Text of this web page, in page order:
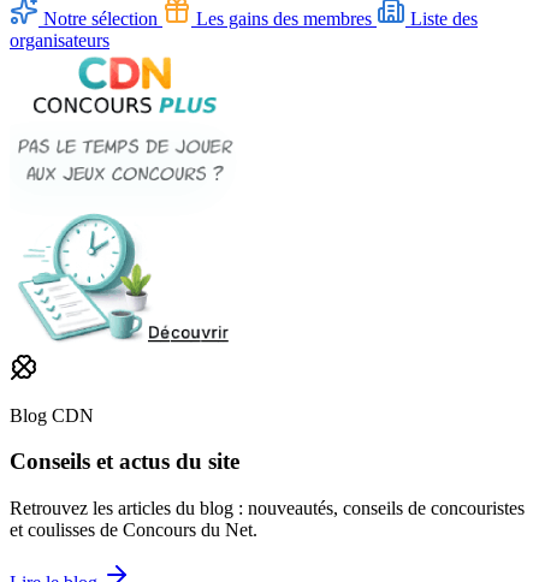
Notre sélection Les gains des membres
Liste des
organisateurs
Blog CDN
Conseils et actus du site
Retrouvez les articles du blog : nouveautés, conseils de concouristes
et coulisses de Concours du Net.